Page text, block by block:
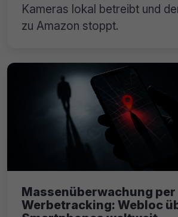
Kameras lokal betreibt und
zu Amazon stoppt.
Massenüberwachung per
Werbetracking: Webloc